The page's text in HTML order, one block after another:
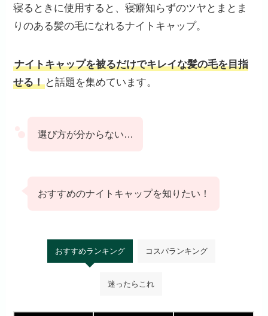
寝るときに使用すると、寝癖知らずのツヤとまとま
りのある髪の毛になれるナイトキャップ。
ナイトキャップを被るだけでキレイな髪の毛を目指
せる！ と話題を集めています。
選び方が分からない…
おすすめのナイトキャップを知りたい！
おすすめランキング コスパランキング
迷ったらこれ